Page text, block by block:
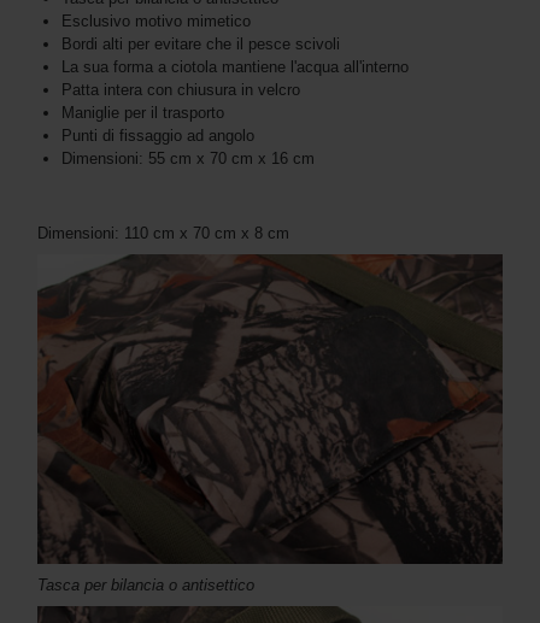
Esclusivo motivo mimetico
Bordi alti per evitare che il pesce scivoli
La sua forma a ciotola mantiene l'acqua all'interno
Patta intera con chiusura in velcro
Maniglie per il trasporto
Punti di fissaggio ad angolo
Dimensioni: 55 cm x 70 cm x 16 cm
Dimensioni: 110 cm x 70 cm x 8 cm
Tasca per bilancia o antisettico